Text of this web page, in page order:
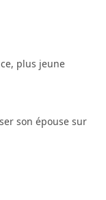
plus jeune
son épouse sur